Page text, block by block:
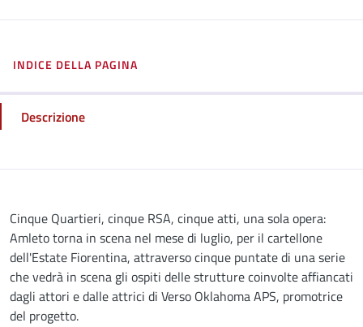
INDICE DELLA PAGINA
Descrizione
Descrizione
Cinque Quartieri, cinque RSA, cinque atti, una sola opera:
Amleto torna in scena nel mese di luglio, per il cartellone
dell'Estate Fiorentina, attraverso cinque puntate di una serie
che vedrà in scena gli ospiti delle strutture coinvolte affiancati
dagli attori e dalle attrici di Verso Oklahoma APS, promotrice
del progetto.